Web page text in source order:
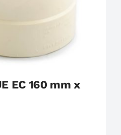
EC 160 mm x